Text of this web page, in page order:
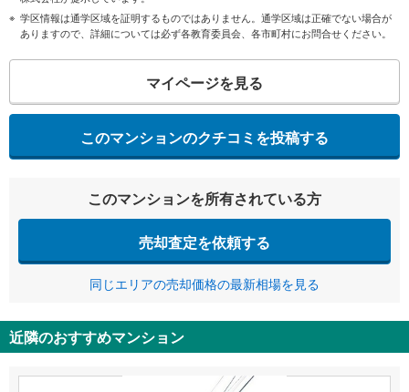
学区情報は通学区域を証明するものではありません。通学区域は正確でない場合が
ありますので、詳細については必ず各教育委員会、各市町村にお問合せください。
マイページを見る
このマンションのクチコミを投稿する
このマンションを所有されている方
売却査定を依頼する
同じエリアの売却価格の最新相場を見る
近隣のおすすめマンション